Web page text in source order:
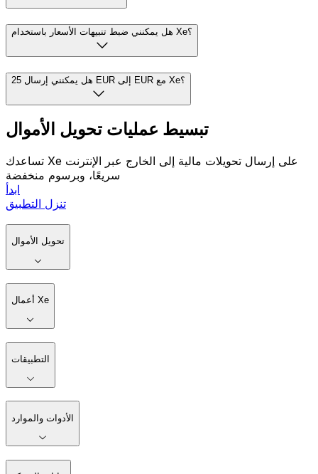
هل يمكنني ضبط تنبيهات الأسعار باستخدام Xe؟
هل يمكنني إرسال 25 EUR إلى EUR مع Xe؟
تبسيط عمليات تحويل الأموال
تساعدك Xe على إرسال تحويلات مالية إلى الخارج عبر الإنترنت
سريعًا، وبرسوم منخفضة
ابدأ
تنزل التطبيق
تحويل الأموال
أعمال Xe
التطبيقات
الأدوات والموارد